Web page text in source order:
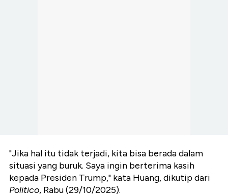
"Jika hal itu tidak terjadi, kita bisa berada dalam
situasi yang buruk. Saya ingin berterima kasih
kepada Presiden Trump," kata Huang, dikutip dari
Politico, Rabu (29/10/2025).